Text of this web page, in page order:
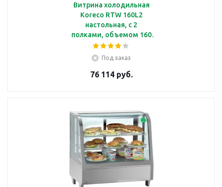
Витрина холодильная
Koreco RTW 160L2
настольная, с 2
полками, объемом 160
л, с подсветкой
Под заказ
76 114 руб.